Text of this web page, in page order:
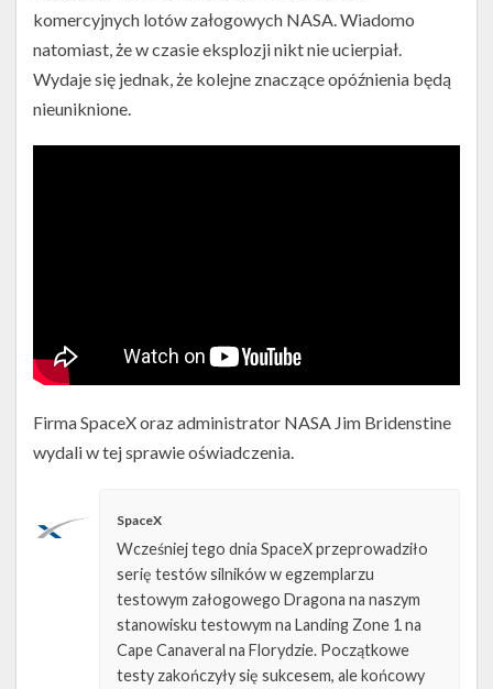
komercyjnych lotów załogowych NASA. Wiadomo
natomiast, że w czasie eksplozji nikt nie ucierpiał.
Wydaje się jednak, że kolejne znaczące opóźnienia będą
nieuniknione.
Firma SpaceX oraz administrator NASA Jim Bridenstine
wydali w tej sprawie oświadczenia.
SpaceX
Wcześniej tego dnia SpaceX przeprowadziło
serię testów silników w egzemplarzu
testowym załogowego Dragona na naszym
stanowisku testowym na Landing Zone 1 na
Cape Canaveral na Florydzie. Początkowe
testy zakończyły się sukcesem, ale końcowy